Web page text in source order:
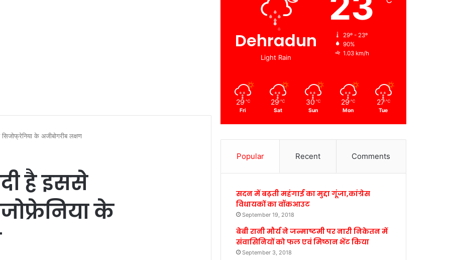
के अजीबोगरीब लक्षण
है इससे
के
Dehradun
Light Rain
29º - 23º
90%
1.03 km/h
29 ℃
Fri
29 ℃
Sat
30 ℃
Sun
29 ℃
Mon
27 ℃
Tue
Popular Recent Comments
सदन में बढ़ती महंगाई का मुद्दा गूंजा,कांग्रेस
विधायकों का वॉकआउट
September 19, 2018
बेबी रानी मौर्य ने जन्माष्टमी पर नारी निकेतन में
संवासिनियों को फल एवं मिष्ठान भेंट किया
September 3, 2018